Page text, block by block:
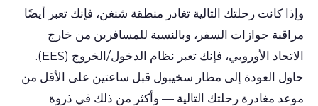
وإذا كانت رحلتك التالية تغادر منطقة شنغن، فإنك تعبر أيضًا
مراقبة جوازات السفر، وبالنسبة للمسافرين من خارج
الاتحاد الأوروبي، فإنك تعبر نظام الدخول/الخروج (EES).
حاول العودة إلى مطار سخيبول قبل ساعتين على الأقل من
موعد مغادرة رحلتك التالية — وأكثر من ذلك في ذروة